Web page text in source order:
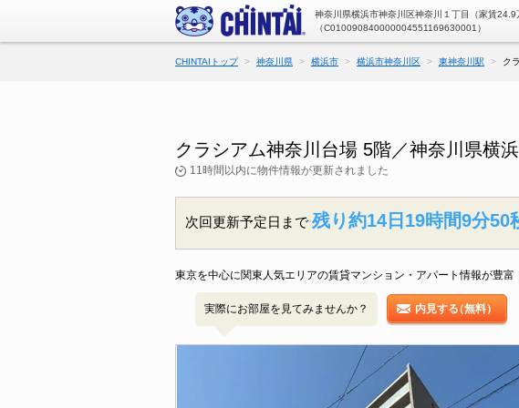
神奈川県横浜市神奈川区神奈川１丁目（家賃
（C010090840000004551169630001）
CHINTAIトップ 神奈川県 横浜市 横浜市神奈川区 東神奈川駅 ク
クラシアム神奈川台場 5階／神奈川県横
11時間以内に物件情報が更新されました
次回更新予定日まで 残り約14日19時間9分50
東京を中心に関東人気エリアの賃貸マンション・アパート情報が豊
実際にお部屋を見てみませんか？ 内見する（無料）